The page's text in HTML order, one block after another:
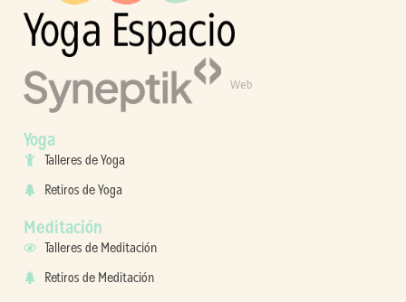
Web
Yoga
Talleres de Yoga
Retiros de Yoga
Meditación
Talleres de Meditación
Retiros de Meditación